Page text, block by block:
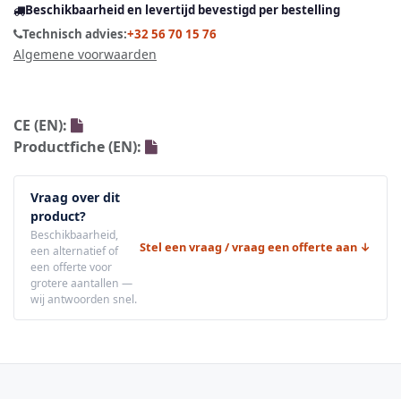
Beschikbaarheid en levertijd bevestigd per bestelling
Technisch advies:+32 56 70 15 76
Algemene voorwaarden
CE (EN):
Productfiche (EN):
Vraag over dit
product?
Beschikbaarheid,
een alternatief of
een offerte voor
grotere aantallen —
wij antwoorden snel.
Stel een vraag / vraag een offerte aan ↓